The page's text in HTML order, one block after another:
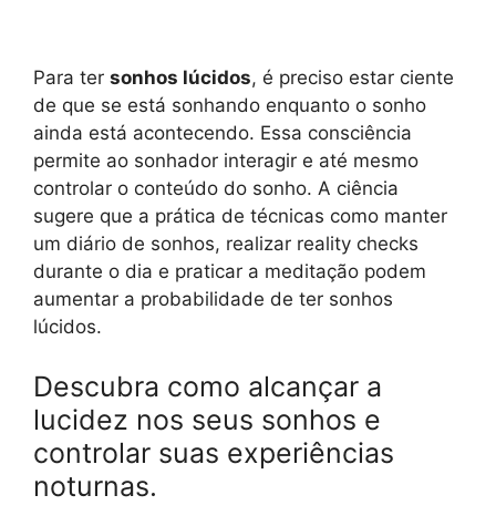
Para ter sonhos lúcidos, é preciso estar ciente
de que se está sonhando enquanto o sonho
ainda está acontecendo. Essa consciência
permite ao sonhador interagir e até mesmo
controlar o conteúdo do sonho. A ciência
sugere que a prática de técnicas como manter
um diário de sonhos, realizar reality checks
durante o dia e praticar a meditação podem
aumentar a probabilidade de ter sonhos
lúcidos.
Descubra como alcançar a
lucidez nos seus sonhos e
controlar suas experiências
noturnas.